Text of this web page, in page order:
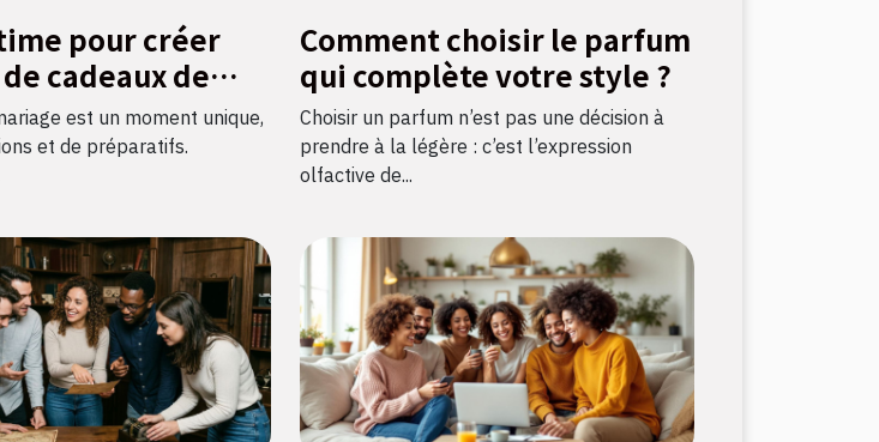
pour créer
cadeaux de
est un moment unique,
et de préparatifs.
Comment choisir le parfum
qui complète votre style ?
Choisir un parfum n’est pas une décision à
prendre à la légère : c’est l’expression
olfactive de...